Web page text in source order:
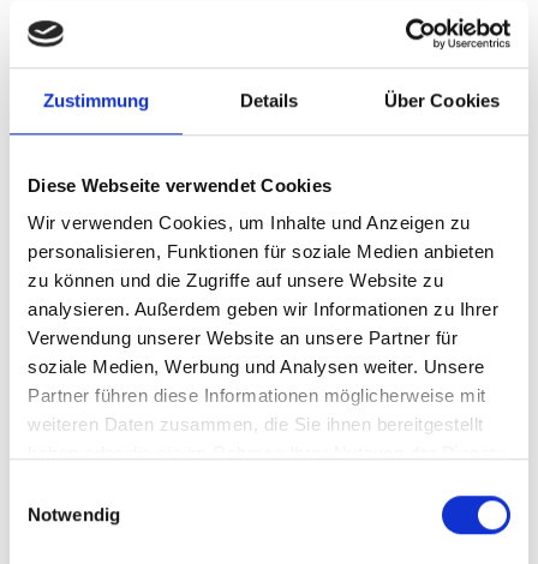
Zustimmung Details Über Cookies
Diese Webseite verwendet Cookies
Wir verwenden Cookies, um Inhalte und Anzeigen zu
personalisieren, Funktionen für soziale Medien anbieten
zu können und die Zugriffe auf unsere Website zu
analysieren. Außerdem geben wir Informationen zu Ihrer
Verwendung unserer Website an unsere Partner für
soziale Medien, Werbung und Analysen weiter. Unsere
Partner führen diese Informationen möglicherweise mit
weiteren Daten zusammen, die Sie ihnen bereitgestellt
Notwendig
Stand der
Umsetzung/Ergebnisse
dieses Förderaufrufs sowie zum Umsetzungsstand
finden Sie auf der Internetseite der Mitigation Action
Facility:mitigation-action.org
Letzte Aktualisierung:
08/2026
Seite teilen
https://www.international-climate-
initiative.com/PROJECT2520